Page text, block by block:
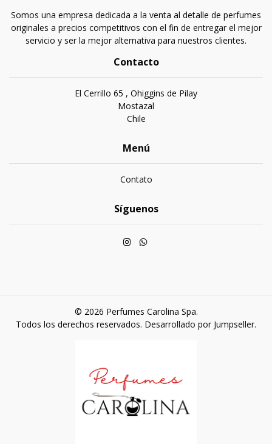
Somos una empresa dedicada a la venta al detalle de perfumes
originales a precios competitivos con el fin de entregar el mejor
servicio y ser la mejor alternativa para nuestros clientes.
Contacto
El Cerrillo 65 , Ohiggins de Pilay
Mostazal
Chile
Menú
Contato
Síguenos
© 2026 Perfumes Carolina Spa.
Todos los derechos reservados. Desarrollado por Jumpseller.